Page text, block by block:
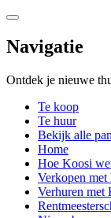
Navigatie
Ontdek je nieuwe
Te koop
Te huur
Bekijk alle
Home
Hoe Koosi
Verkopen met
Verhuren met